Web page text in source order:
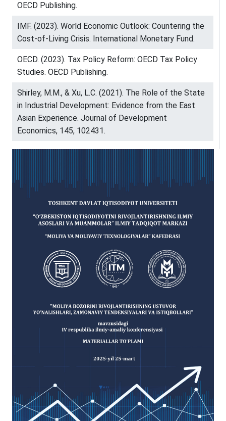
OECD Publishing.
IMF. (2023). World Economic Outlook: Countering the
Cost-of-Living Crisis. International Monetary Fund.
OECD. (2023). Tax Policy Reform: OECD Tax Policy
Studies. OECD Publishing.
Shirley, M.M., & Xu, L.C. (2021). The Role of the State
in Industrial Development: Evidence from the East
Asian Experience. Journal of Development
Economics, 145, 102431.